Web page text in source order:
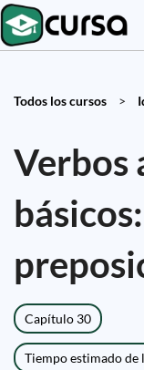
Todos los cursos >
Verbos
Capítulo 30
Tiempo estimado